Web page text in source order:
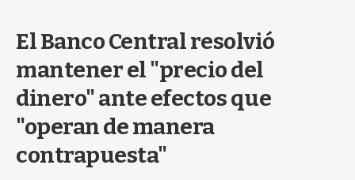
El Banco Central resolvió
mantener el "precio del
dinero" ante efectos que
"operan de manera
contrapuesta"